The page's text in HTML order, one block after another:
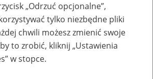
siebie - zakładanie profili
Twojej firmy
„Odrzuć opcjonalne”,
tylko niezbędne pliki
chwili możesz zmienić swoje
to zrobić, kliknij „Ustawienia
w stopce.